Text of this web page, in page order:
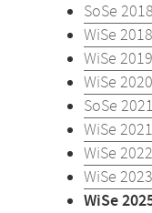
SoSe 2018
WiSe
WiSe
WiSe
SoSe 2021
WiSe
WiSe
WiSe
WiSe